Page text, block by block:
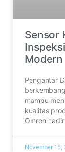
Sensor
Modern
Pengantar
mampu
kualitas
Omron
November 15,